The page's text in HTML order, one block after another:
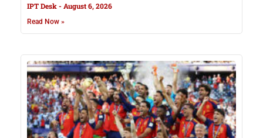
IPT Desk August 6, 2026
Read Now »